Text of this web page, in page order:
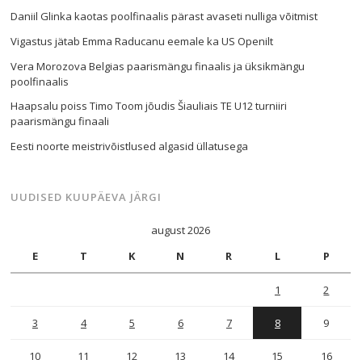
Daniil Glinka kaotas poolfinaalis pärast avaseti nulliga võitmist
Vigastus jätab Emma Raducanu eemale ka US Openilt
Vera Morozova Belgias paarismängu finaalis ja üksikmängu
poolfinaalis
Haapsalu poiss Timo Toom jõudis Šiauliais TE U12 turniiri
paarismängu finaali
Eesti noorte meistrivõistlused algasid üllatusega
UUDISED KUUPÄEVA JÄRGI
august 2026
E
T K N R L P
1 2
3 4 5 6 7 8 9
10 11 12 13 14 15 16